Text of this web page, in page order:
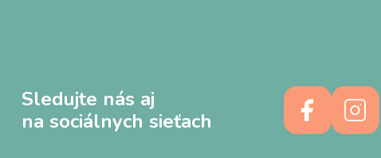
Sledujte nás aj
na sociálnych sieťach